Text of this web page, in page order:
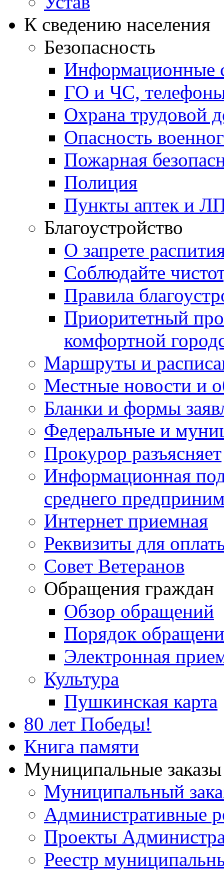
К сведению населения
Безопасность
Информационные
ГО и ЧС,
Охрана трудовой
Опасность
Пожарная
Полиция
Пункты аптек и
Благоустройство
О запрете
Соблюдайте
Правила
Приоритетный
комфортной
Маршруты и
Местные новости и
Бланки и формы
Федеральные и
Прокурор разъясняет
Информационная
среднего
Интернет приемная
Реквизиты для
Совет Ветеранов
Обращения граждан
Обзор обращений
Порядок
Электронная
Культура
Пушкинская карта
80 лет Победы!
Книга памяти
Муниципальные
Муниципальный
Административные
Проекты
Реестр